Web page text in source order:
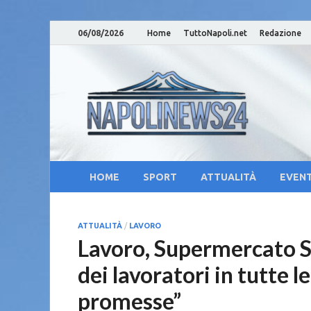
06/08/2026 Home TuttoNapoli.net Redazione
Notizie
HOME SPORT ATTUALITÀ
ATTUALITÀ / LAVORO
Lavoro, Supermercato
dei lavoratori in tutte
promesse”